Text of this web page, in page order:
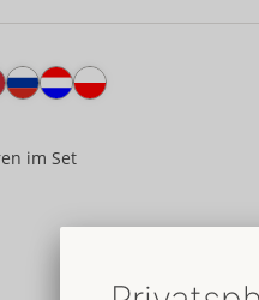
im Set